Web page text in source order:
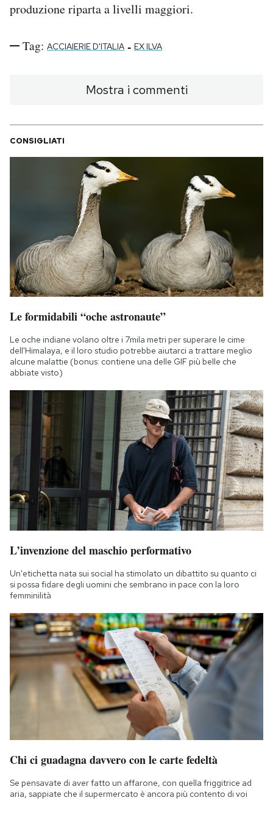
produzione riparta a livelli maggiori.
Tag: ACCIAIERIE D'ITALIA - EX ILVA
Mostra i commenti
CONSIGLIATI
Le formidabili “oche astronaute”
Le oche indiane volano oltre i 7mila metri per superare le cime
dell'Himalaya, e il loro studio potrebbe aiutarci a trattare meglio
alcune malattie (bonus: contiene una delle GIF più belle che
abbiate visto)
L’invenzione del maschio performativo
Un'etichetta nata sui social ha stimolato un dibattito su quanto ci
si possa fidare degli uomini che sembrano in pace con la loro
femminilità
Chi ci guadagna davvero con le carte fedeltà
Se pensavate di aver fatto un affarone, con quella friggitrice ad
aria, sappiate che il supermercato è ancora più contento di voi